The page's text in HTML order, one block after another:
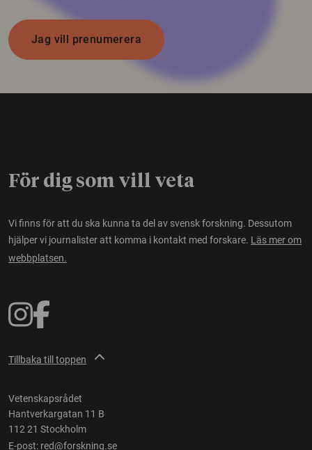
Jag vill prenumerera
För dig som vill veta
Vi finns för att du ska kunna ta del av svensk forskning. Dessutom
hjälper vi journalister att komma i kontakt med forskare. Läs mer om
webbplatsen.
Tillbaka till toppen
Vetenskapsrådet
Hantverkargatan 11 B
112 21 Stockholm
E-post: red@forskning.se